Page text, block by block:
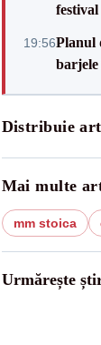
festival
19:56Planul
Distribuie
Mai multe
mm stoica
Urmărește